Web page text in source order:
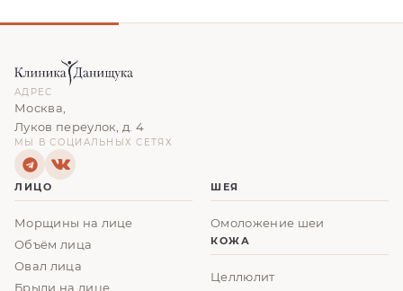
АДРЕС
Москва,
Луков переулок, д. 4
МЫ В СОЦИАЛЬНЫХ СЕТЯХ
ЛИЦО
Морщины на лице
Объём лица
Овал лица
Брыли на лице
ШЕЯ
Омоложение шеи
КОЖА
Целлюлит